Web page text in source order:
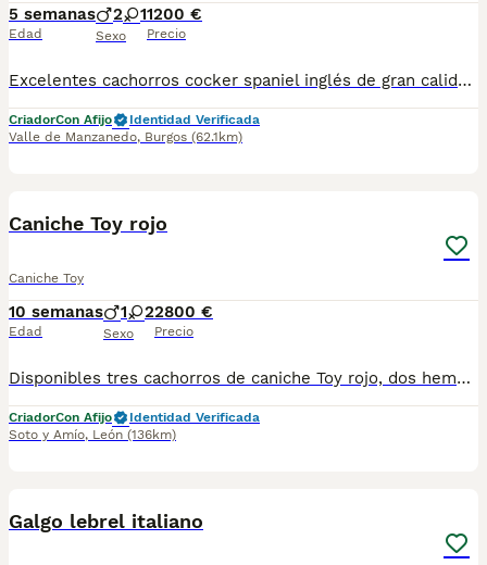
5 semanas
Edad
2 1
Sexo
1200 €
Precio
Excelentes cachorros cocker spaniel inglés de gran calidad , excelente carácter y morfología de padres campeones de belleza y caza . Con pruebas de salud de ambos progenitores. Se entregan vacunados, desparasitados, con microchip y pasaporte. Pedigrí LOE
CriadorCon Afijo
Identidad Verificada
Valle de Manzanedo, Burgos (62.1km)
Caniche Toy rojo
Caniche Toy
10 semanas
Edad
1 2
Sexo
2800 €
Precio
Disponibles tres cachorros de caniche Toy rojo, dos hembras y un macho. Se entregan con mínimo tres meses con chip , pasaporte, desparasitaciones, vacunas, contrato y garantía de salud. Estamos en León.
CriadorCon Afijo
Identidad Verificada
Soto y Amío, León (136km)
Galgo lebrel italiano